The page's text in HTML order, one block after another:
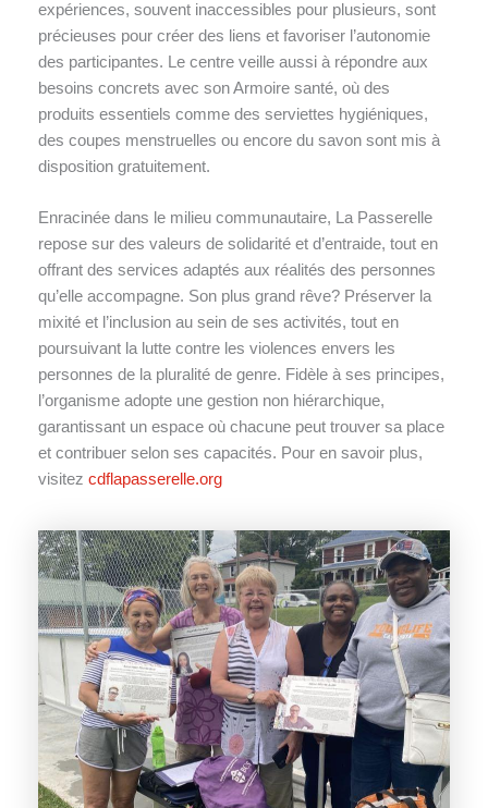
expériences, souvent inaccessibles pour plusieurs, sont
précieuses pour créer des liens et favoriser l’autonomie
des participantes. Le centre veille aussi à répondre aux
besoins concrets avec son Armoire santé, où des
produits essentiels comme des serviettes hygiéniques,
des coupes menstruelles ou encore du savon sont mis à
disposition gratuitement.
Enracinée dans le milieu communautaire, La Passerelle
repose sur des valeurs de solidarité et d’entraide, tout en
offrant des services adaptés aux réalités des personnes
qu’elle accompagne. Son plus grand rêve? Préserver la
mixité et l’inclusion au sein de ses activités, tout en
poursuivant la lutte contre les violences envers les
personnes de la pluralité de genre. Fidèle à ses principes,
l’organisme adopte une gestion non hiérarchique,
garantissant un espace où chacune peut trouver sa place
et contribuer selon ses capacités. Pour en savoir plus,
visitez cdflapasserelle.org